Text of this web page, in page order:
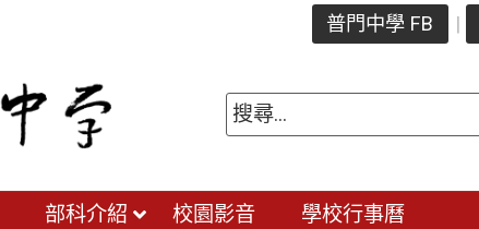
普門中學 FB
部科介紹 校園影音 學校行事曆